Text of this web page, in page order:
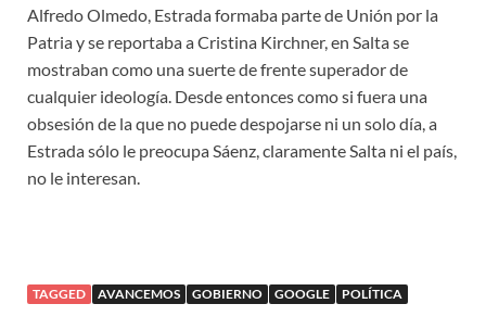
Alfredo Olmedo, Estrada formaba parte de Unión por la
Patria y se reportaba a Cristina Kirchner, en Salta se
mostraban como una suerte de frente superador de
cualquier ideología. Desde entonces como si fuera una
obsesión de la que no puede despojarse ni un solo día, a
Estrada sólo le preocupa Sáenz, claramente Salta ni el país,
no le interesan.
TAGGED AVANCEMOS GOBIERNO GOOGLE POLÍTICA